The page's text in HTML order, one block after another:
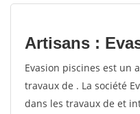
Artisans :
Evasion piscines est un
travaux de . La société
dans les travaux de et